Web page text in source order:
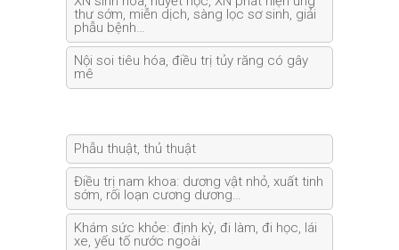
thư sớm, miễn dịch, sàng lọc sơ sinh, giải
phẫu bệnh…
Nội soi tiêu hóa, điều trị tủy răng có gây
mê
Phẫu thuật, thủ thuật
Điều trị nam khoa: dương vật nhỏ, xuất tinh
sớm, rối loạn cương dương…
Khám sức khỏe: định kỳ, đi làm, đi học, lái
xe, yếu tố nước ngoài